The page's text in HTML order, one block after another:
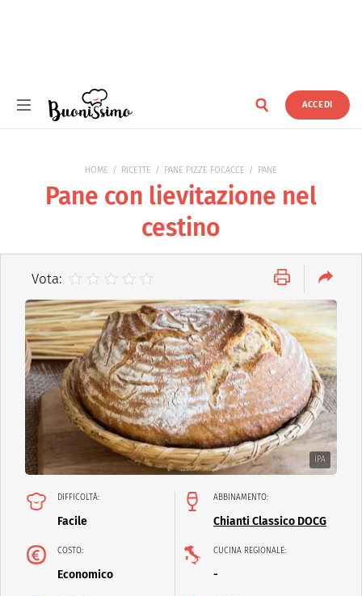
ACCEDI
HOME RICETTE PANE PIZZE FOCACCE PANE
Pane con lievitazione nel
cestino
Vota:
IPA
DIFFICOLTÀ:
Facile
ABBINAMENTO:
Chianti Classico DOCG
COSTO:
Economico
CUCINA REGIONALE:
-